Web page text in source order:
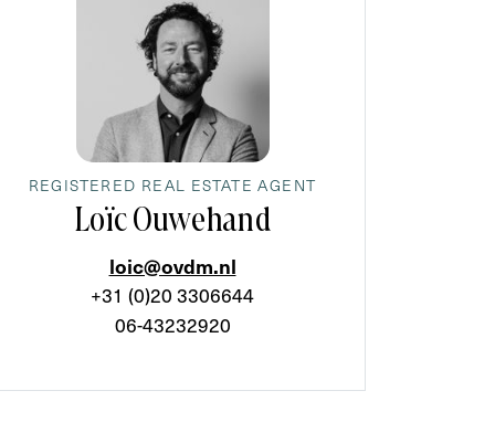
REGISTERED REAL ESTATE AGENT
Loïc Ouwehand
loic@ovdm.nl
+31 (0)20 3306644
06-43232920